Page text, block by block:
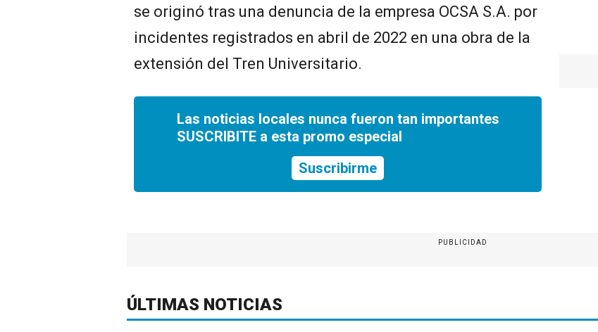
se originó tras una denuncia de la empresa OCSA S.A. por
incidentes registrados en abril de 2022 en una obra de la
extensión del Tren Universitario.
Las noticias locales nunca fueron tan importantes
SUSCRIBITE a esta promo especial
Suscribirme
PUBLICIDAD
ÚLTIMAS NOTICIAS